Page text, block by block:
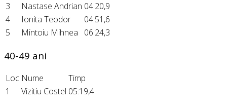
3 Nastase Andrian 04:20,9
4
Ionita Teodor
04:51,6
5
Mintoiu Mihnea 06:24,3
40-49 ani
Loc Nume
Timp
1
Vizitiu Costel 05:19,4